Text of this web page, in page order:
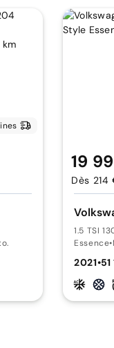
1.5 TSI
Essence•
2021•51
19
Dès